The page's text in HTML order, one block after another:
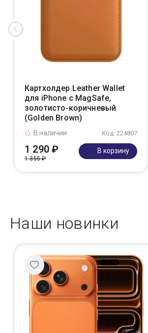
Картхолдер Leather Wallet
для iPhone с MagSafe,
золотисто-коричневый
(Golden Brown)
Код: 224807
В наличии
1 290 ₽
1 355 ₽
В корзину
Наши новинки